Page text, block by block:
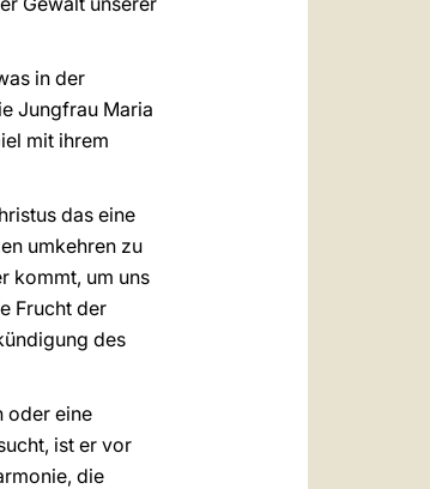
in der
Jungfrau Maria
mit ihrem
das eine
umkehren zu
kommt, um uns
Frucht der
des
oder eine
ist er vor
die